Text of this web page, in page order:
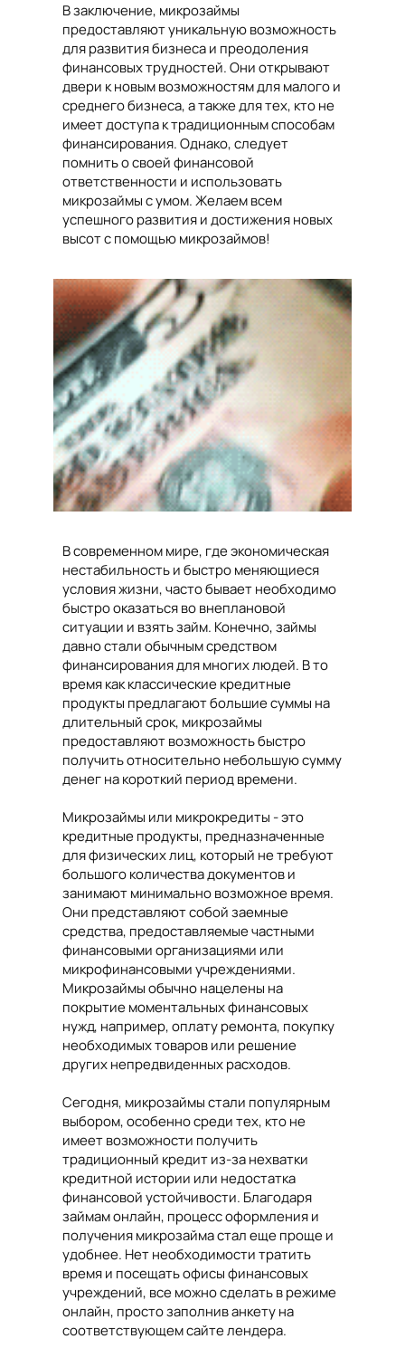
В заключение, микрозаймы
предоставляют уникальную возможность
для развития бизнеса и преодоления
финансовых трудностей. Они открывают
двери к новым возможностям для малого и
среднего бизнеса, а также для тех, кто не
имеет доступа к традиционным способам
финансирования. Однако, следует
помнить о своей финансовой
ответственности и использовать
микрозаймы с умом. Желаем всем
успешного развития и достижения новых
высот с помощью микрозаймов!
В современном мире, где экономическая
нестабильность и быстро меняющиеся
условия жизни, часто бывает необходимо
быстро оказаться во внеплановой
ситуации и взять займ. Конечно, займы
давно стали обычным средством
финансирования для многих людей. В то
время как классические кредитные
продукты предлагают большие суммы на
длительный срок, микрозаймы
предоставляют возможность быстро
получить относительно небольшую сумму
денег на короткий период времени.
Микрозаймы или микрокредиты - это
кредитные продукты, предназначенные
для физических лиц, который не требуют
большого количества документов и
занимают минимально возможное время.
Они представляют собой заемные
средства, предоставляемые частными
финансовыми организациями или
микрофинансовыми учреждениями.
Микрозаймы обычно нацелены на
покрытие моментальных финансовых
нужд, например, оплату ремонта, покупку
необходимых товаров или решение
других непредвиденных расходов.
Сегодня, микрозаймы стали популярным
выбором, особенно среди тех, кто не
имеет возможности получить
традиционный кредит из-за нехватки
кредитной истории или недостатка
финансовой устойчивости. Благодаря
займам онлайн, процесс оформления и
получения микрозайма стал еще проще и
удобнее. Нет необходимости тратить
время и посещать офисы финансовых
учреждений, все можно сделать в режиме
онлайн, просто заполнив анкету на
соответствующем сайте лендера.